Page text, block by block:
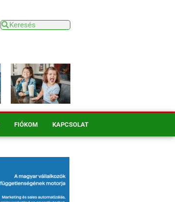
FIÓKOM KAPCSOLAT